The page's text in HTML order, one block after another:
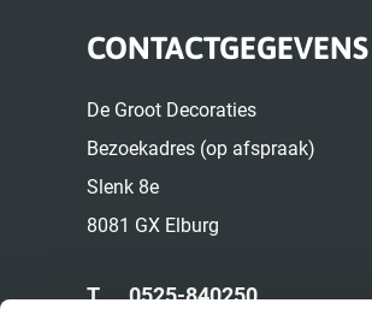
CONTACTGEGEVENS
De Groot Decoraties
Bezoekadres (op afspraak)
Slenk 8e
8081 GX Elburg
T.
0525-840250